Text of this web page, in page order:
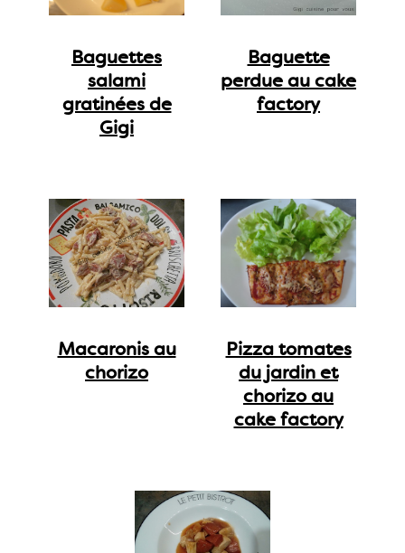
Baguettes
salami
gratinées de
Gigi
Baguette
perdue au cake
factory
Macaronis au
chorizo
Pizza tomates
du jardin et
chorizo au
cake factory